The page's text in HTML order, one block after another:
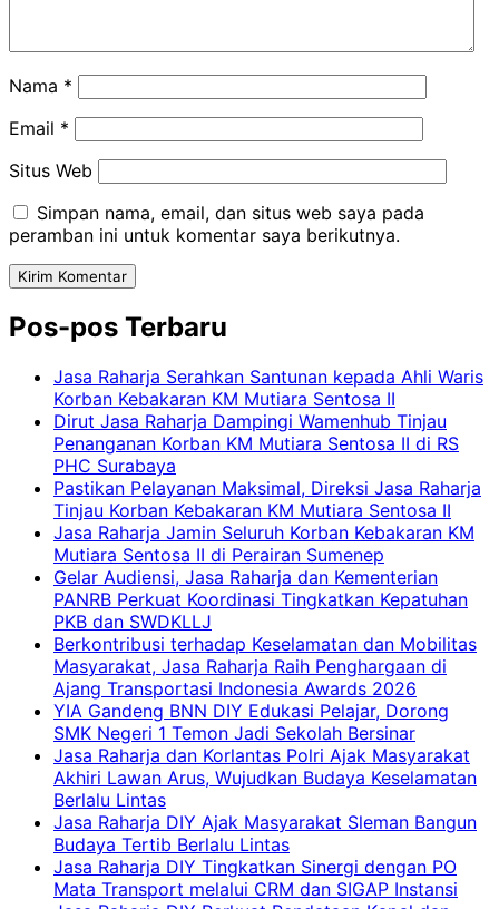
Nama *
Email *
Situs Web
Simpan nama, email, dan situs web saya pada
peramban ini untuk komentar saya berikutnya.
Pos-pos Terbaru
Jasa Raharja Serahkan Santunan kepada Ahli Waris
Korban Kebakaran KM Mutiara Sentosa II
Dirut Jasa Raharja Dampingi Wamenhub Tinjau
Penanganan Korban KM Mutiara Sentosa II di RS
PHC Surabaya
Pastikan Pelayanan Maksimal, Direksi Jasa Raharja
Tinjau Korban Kebakaran KM Mutiara Sentosa II
Jasa Raharja Jamin Seluruh Korban Kebakaran KM
Mutiara Sentosa II di Perairan Sumenep
Gelar Audiensi, Jasa Raharja dan Kementerian
PANRB Perkuat Koordinasi Tingkatkan Kepatuhan
PKB dan SWDKLLJ
Berkontribusi terhadap Keselamatan dan Mobilitas
Masyarakat, Jasa Raharja Raih Penghargaan di
Ajang Transportasi Indonesia Awards 2026
YIA Gandeng BNN DIY Edukasi Pelajar, Dorong
SMK Negeri 1 Temon Jadi Sekolah Bersinar
Jasa Raharja dan Korlantas Polri Ajak Masyarakat
Akhiri Lawan Arus, Wujudkan Budaya Keselamatan
Berlalu Lintas
Jasa Raharja DIY Ajak Masyarakat Sleman Bangun
Budaya Tertib Berlalu Lintas
Jasa Raharja DIY Tingkatkan Sinergi dengan PO
Mata Transport melalui CRM dan SIGAP Instansi